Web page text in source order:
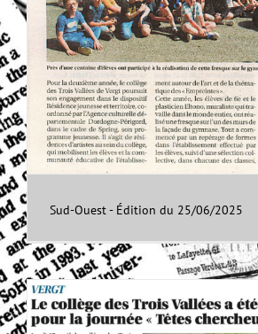
Sud-Ouest - Édition du 25/06/2025